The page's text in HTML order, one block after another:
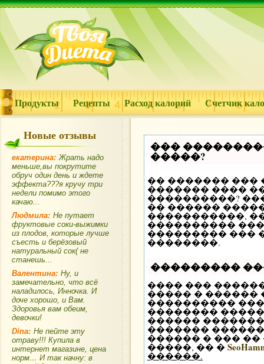
Продукты Рецепты Расход калорий Счетчик
Новые отзывы
екатерина: Жрать надо
меньше,вы покрутите
обруч один день и ждете
эффекта???я кручу три
недели помимо этого
качаю...
Людмила: Не путает
фруктовые соки-выжимки
из плодов, которые лучше
съесть и берёзовый
натуральный сок( не
станешь...
Валентина: Ну, и
замечательно, что всё
наладилось, Инночка. И
доче хорошо, и Вам.
Здоровья вам обеим,
девочки!
Dina: Не пейте эту
отраву!!! Купила в
интернет магазине, цена
норм… И так начну: в
���
�����?
�� ������� ���
������� ����
����������?
�� ������
�����������,
����������
��������� ���
��������.
���������
���� ���
����� � ������
����������
��������
������
������� ������
������ � ��� ��
�����, �� �
������.